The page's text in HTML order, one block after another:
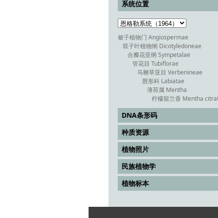
系统位置
被子植物门 Angiospermae
双子叶植物纲 Dicotyledoneae
合瓣花亚纲 Sympetalae
管花目 Tubiflorae
马鞭草亚目 Verbenineae
唇形科 Labiatae
薄荷属 Mentha
柠檬留兰香 Mentha
DNA条形码
种质资源
植物照片
民族植物学
植物标本